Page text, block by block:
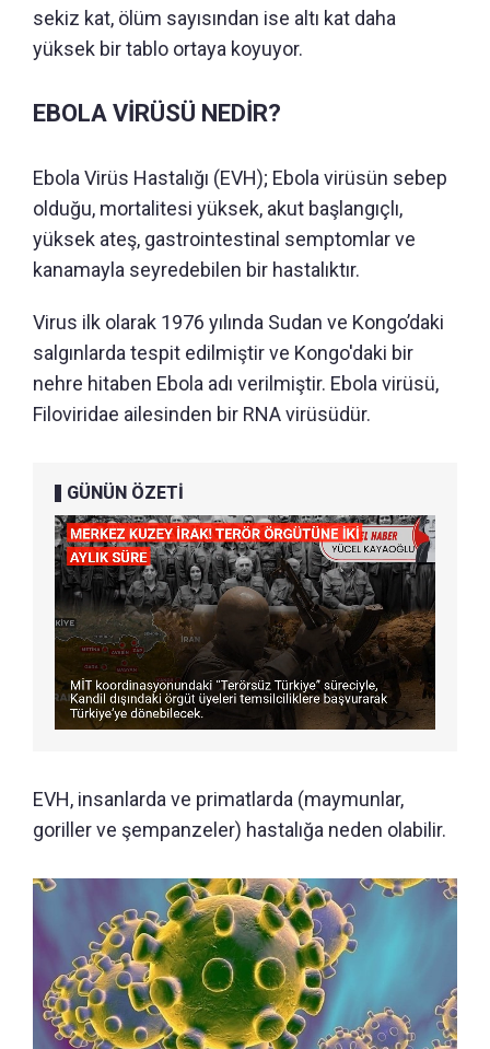
sekiz kat, ölüm sayısından ise altı kat daha
yüksek bir tablo ortaya koyuyor.
EBOLA VİRÜSÜ NEDİR?
Ebola Virüs Hastalığı (EVH); Ebola virüsün sebep
olduğu, mortalitesi yüksek, akut başlangıçlı,
yüksek ateş, gastrointestinal semptomlar ve
kanamayla seyredebilen bir hastalıktır.
Virus ilk olarak 1976 yılında Sudan ve Kongo’daki
salgınlarda tespit edilmiştir ve Kongo'daki bir
nehre hitaben Ebola adı verilmiştir. Ebola virüsü,
Filoviridae ailesinden bir RNA virüsüdür.
GÜNÜN ÖZETİ
EVH, insanlarda ve primatlarda (maymunlar,
goriller ve şempanzeler) hastalığa neden olabilir.